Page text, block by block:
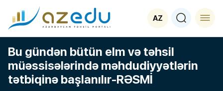
AZ
Bu gündən bütün elm və təhsil
müəssisələrində məhdudiyyətlərin
tətbiqinə başlanılır-RƏSMİ